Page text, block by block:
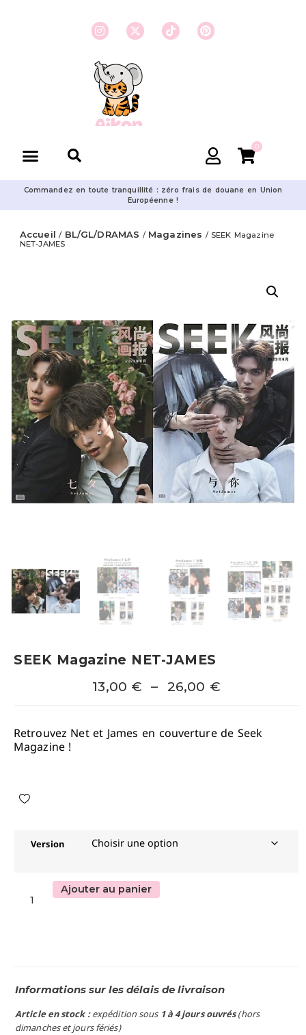
0
Commandez en toute tranquillité : zéro frais de douane en Union
Européenne !
Accueil / BL/GL/DRAMAS / Magazines / SEEK Magazine
NET-JAMES
SEEK Magazine NET-JAMES
13,00 € – 26,00 €
Retrouvez Net et James en couverture de Seek
Magazine !
Version
Ajouter au panier
Informations sur les délais de livraison
Article en stock :expédition sous 1 à 4 jours ouvrés(hors
dimanches et jours fériés)